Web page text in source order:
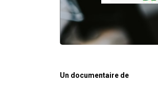
Un documentaire de